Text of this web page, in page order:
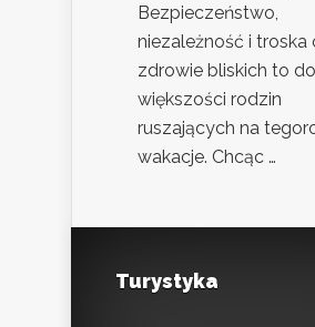
Bezpieczeństwo,
niezależność i troska
zdrowie bliskich to
większości rodzin
ruszających na
wakacje. Chcąc …
Turystyka